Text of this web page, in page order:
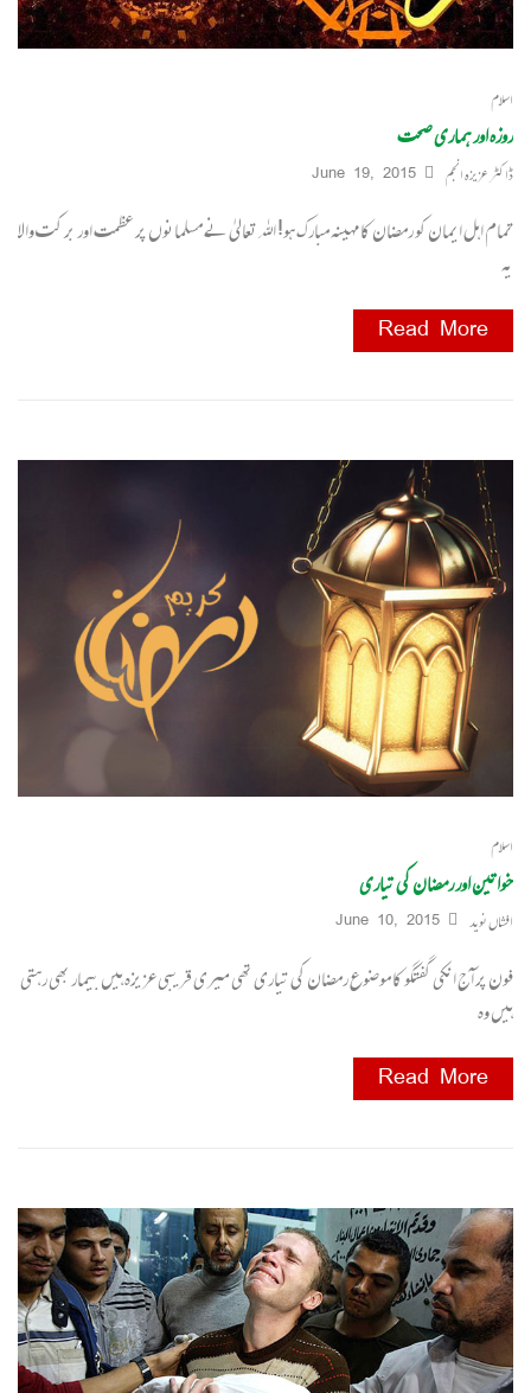
اسلام
روزہ اور ہماری صحت
ڈاکٹر عزیزہ انجم June 19, 2015
تمام اہل ایمان کو رمضان کا مہینہ مبارک ہو! اﷲ تعالیٰ نے مسلمانوں پر عظمت اور بر کت والا
یہ
Read More
اسلام
خواتین اور رمضان کی تیاری
افشاں نوید June 10, 2015
فون پر آج انکی گفتگو کا موضوع رمضان کی تیاری تھی میری قریبی عزیزہ ہیں بیمار بھی رہتی
ہیں وہ
Read More